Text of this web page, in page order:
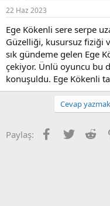
u
b
a
ş
l
a
t
a
n
ç
a
r
i
h
i
22 Haz 2023
Ege Kökenli sere serpe
Güzelliği, kusursuz fiziği
sık gündeme gelen Ege
çekiyor. Ünlü oyuncu bu
konuşuldu. Ege Kökenli
Cevap
Paylaş: Facebook
Twitter